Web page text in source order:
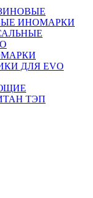
ИНОМАРКИ
ДЛЯ EVO
ТЭП